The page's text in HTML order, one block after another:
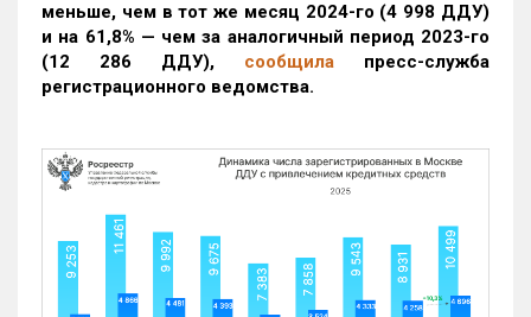
меньше, чем в тот же месяц 2024-го (4 998 ДДУ)
и на 61,8% — чем за аналогичный период 2023-го
(12 286 ДДУ), сообщила пресс-служба
регистрационного ведомства.